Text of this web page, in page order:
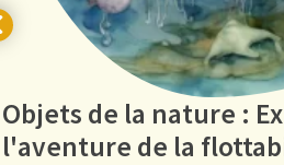
Objets de la nature :
l'aventure de la